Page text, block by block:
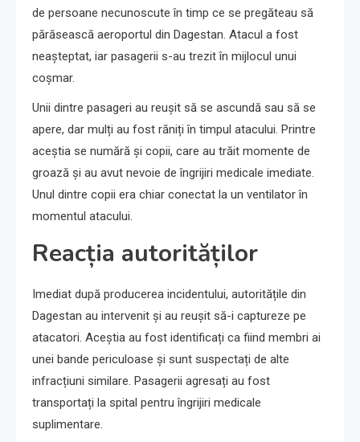
de persoane necunoscute în timp ce se pregăteau să
părăsească aeroportul din Dagestan. Atacul a fost
neașteptat, iar pasagerii s-au trezit în mijlocul unui
coșmar.
Unii dintre pasageri au reușit să se ascundă sau să se
apere, dar mulți au fost răniți în timpul atacului. Printre
aceștia se numără și copii, care au trăit momente de
groază și au avut nevoie de îngrijiri medicale imediate.
Unul dintre copii era chiar conectat la un ventilator în
momentul atacului.
Reacția autorităților
Imediat după producerea incidentului, autoritățile din
Dagestan au intervenit și au reușit să-i captureze pe
atacatori. Aceștia au fost identificați ca fiind membri ai
unei bande periculoase și sunt suspectați de alte
infracțiuni similare. Pasagerii agresați au fost
transportați la spital pentru îngrijiri medicale
suplimentare.